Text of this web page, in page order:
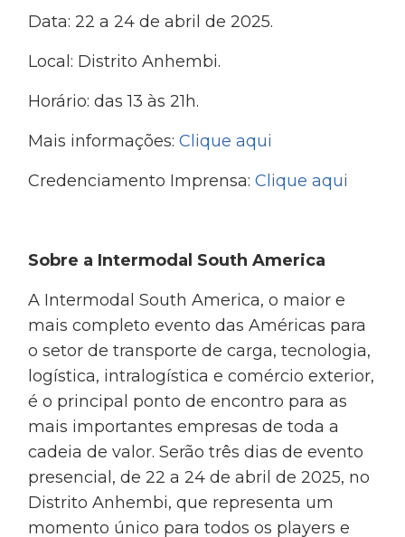
Data: 22 a 24 de abril de 2025.
Local: Distrito Anhembi.
Horário: das 13 às 21h.
Mais informações: Clique aqui
Credenciamento Imprensa: Clique aqui
Sobre a Intermodal South America
A Intermodal South America, o maior e
mais completo evento das Américas para
o setor de transporte de carga, tecnologia,
logística, intralogística e comércio exterior,
é o principal ponto de encontro para as
mais importantes empresas de toda a
cadeia de valor. Serão três dias de evento
presencial, de 22 a 24 de abril de 2025, no
Distrito Anhembi, que representa um
momento único para todos os players e